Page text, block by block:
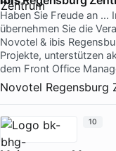
Haben Sie Freude an …
übernehmen Sie die
Novotel & ibis
Projekte, unterstützen
dem Front Office
Novotel Regensburg
10